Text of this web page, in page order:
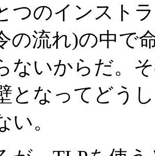
つのインスト
の流れ)の中で
ないからだ。
となってどう
い。